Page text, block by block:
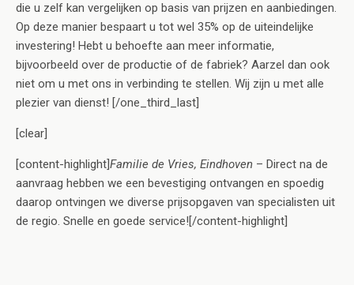
die u zelf kan vergelijken op basis van prijzen en aanbiedingen.
Op deze manier bespaart u tot wel 35% op de uiteindelijke
investering! Hebt u behoefte aan meer informatie,
bijvoorbeeld over de productie of de fabriek? Aarzel dan ook
niet om u met ons in verbinding te stellen. Wij zijn u met alle
plezier van dienst! [/one_third_last]
[clear]
[content-highlight]Familie de Vries, Eindhoven – Direct na de
aanvraag hebben we een bevestiging ontvangen en spoedig
daarop ontvingen we diverse prijsopgaven van specialisten uit
de regio. Snelle en goede service![/content-highlight]